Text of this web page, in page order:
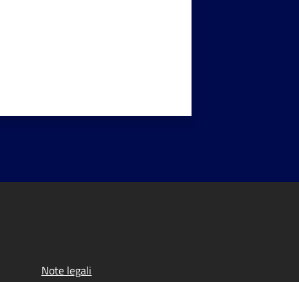
Note legali